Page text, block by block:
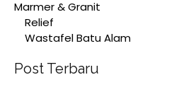
Marmer & Granit
Relief
Wastafel Batu Alam
Post Terbaru